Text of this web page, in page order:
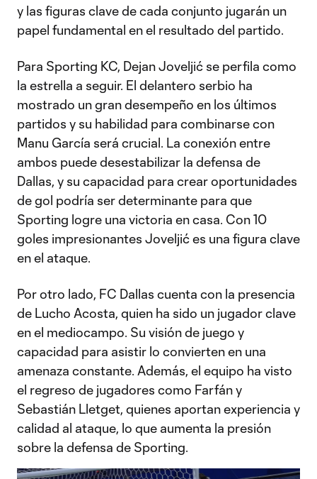
y las figuras clave de cada conjunto jugarán un
papel fundamental en el resultado del partido.
Para Sporting KC, Dejan Joveljić se perfila como
la estrella a seguir. El delantero serbio ha
mostrado un gran desempeño en los últimos
partidos y su habilidad para combinarse con
Manu García será crucial. La conexión entre
ambos puede desestabilizar la defensa de
Dallas, y su capacidad para crear oportunidades
de gol podría ser determinante para que
Sporting logre una victoria en casa. Con 10
goles impresionantes Joveljić es una figura clave
en el ataque.
Por otro lado, FC Dallas cuenta con la presencia
de Lucho Acosta, quien ha sido un jugador clave
en el mediocampo. Su visión de juego y
capacidad para asistir lo convierten en una
amenaza constante. Además, el equipo ha visto
el regreso de jugadores como Farfán y
Sebastián Lletget, quienes aportan experiencia y
calidad al ataque, lo que aumenta la presión
sobre la defensa de Sporting.